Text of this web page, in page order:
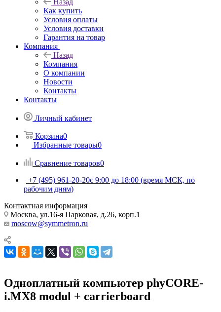
Назад
Как купить
Условия оплаты
Условия доставки
Гарантия на товар
Компания
Назад
Компания
О компании
Новости
Контакты
Контакты
Личный кабинет
Корзина0
Избранные товары0
Сравнение товаров0
+7 (495) 961-20-20с 9:00 до 18:00 (время МСК, по
рабочим дням)
Контактная информация
Москва, ул.16-я Парковая, д.26, корп.1
moscow@symmetron.ru
Одноплатный компьютер phyCORE-
i.MX8 modul + carrierboard